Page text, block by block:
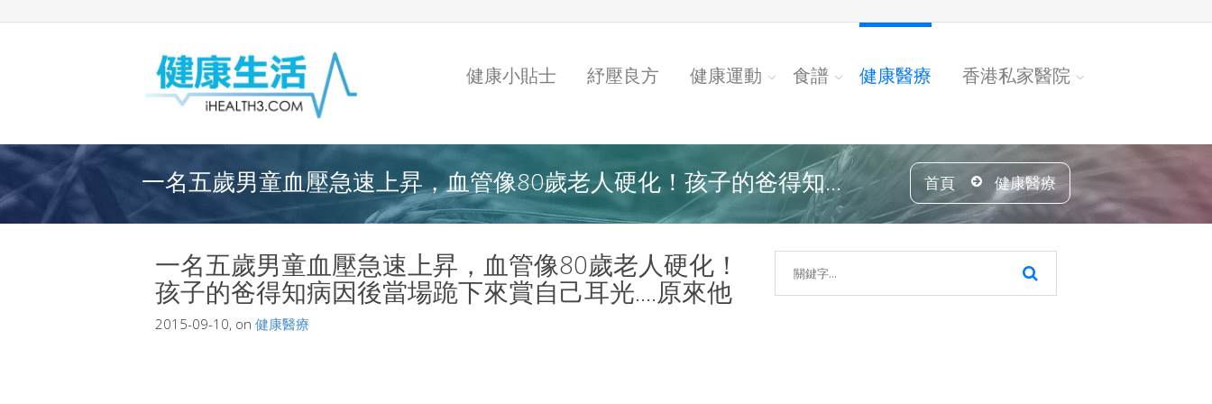
健康小貼士 紓壓良方 健康運動 食譜 健康醫療 香港私家醫院
一名五歲男童血壓急速上昇，血管像80歲老人硬化！孩子的爸得知... 首頁 健康醫療
一名五歲男童血壓急速上昇，血管像80歲老人硬化！
孩子的爸得知病因後當場跪下來賞自己耳光....原來他
2015-09-10, on 健康醫療